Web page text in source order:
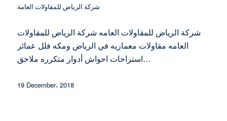
شركة الرياض للمقاولات العامة
شركة الرياض للمقاولات العامه شركة الرياض للمقاولات
العامه مقاولات معماريه في الرياض ومكه فلل عمائر
استراحات احواش أدوار متكرره ملاحق…
19 December، 2018